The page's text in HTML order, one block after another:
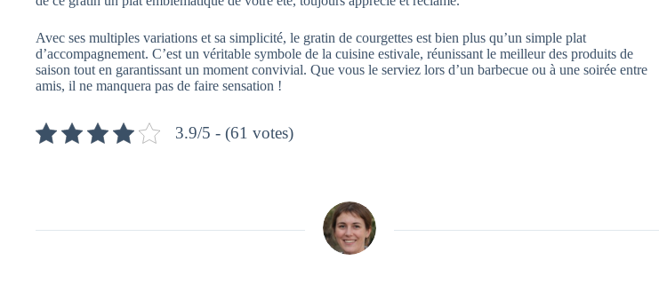
Avec ses multiples variations et sa simplicité, le gratin de courgettes est bien plus qu’un simple plat
d’accompagnement. C’est un véritable symbole de la cuisine estivale, réunissant le meilleur des produits de
saison tout en garantissant un moment convivial. Que vous le serviez lors d’un barbecue ou à une soirée entre
amis, il ne manquera pas de faire sensation !
3.9/5 - (61 votes)